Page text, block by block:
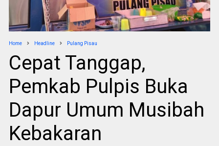
Home Headline Pulang Pisau
Cepat Tanggap,
Pemkab Pulpis Buka
Dapur Umum Musibah
Kebakaran